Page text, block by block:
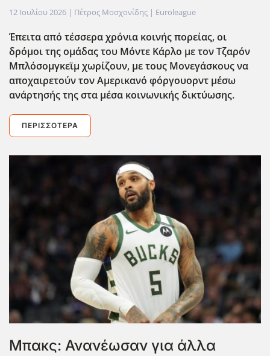
12 Ιουλίου 2026 | Πέτρος Μοσχονίδης | Euroleague
Έπειτα από τέσσερα χρόνια κοινής πορείας, οι
δρόμοι της ομάδας του Μόντε Κάρλο με τον Τζαρόν
Μπλόσομγκεϊμ χωρίζουν, με τους Μονεγάσκους να
αποχαιρετούν τον Αμερικανό φόργουορντ μέσω
ανάρτησής της στα μέσα κοινωνικής δικτύωσης.
ΠΕΡΙΣΣΌΤΕΡΑ
Μπακς: Ανανέωσαν για άλλα